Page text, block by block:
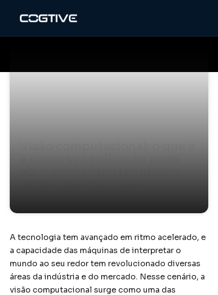
A tecnologia tem avançado em ritmo acelerado, e
a capacidade das máquinas de interpretar o
mundo ao seu redor tem revolucionado diversas
áreas da indústria e do mercado. Nesse cenário, a
visão computacional surge como uma das